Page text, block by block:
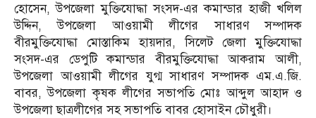
হোসেন, উপজেলা মুক্তিযোদ্ধা সংসদ-এর কমান্ডার হাজী খলিল
উদ্দিন, উপজেলা আওয়ামী লীগের সাধারণ সম্পাদক
বীরমুক্তিযোদ্ধা মোস্তাকিম হায়দার, সিলেট জেলা মুক্তিযোদ্ধা
সংসদ-এর ডেপুটি কমান্ডার বীরমুক্তিযোদ্ধা আকরাম আলী,
উপজেলা আওয়ামী লীগের যুগ্ম সাধারণ সম্পাদক এম.এ.জি.
বাবর, উপজেলা কৃষক লীগের সভাপতি মোঃ আব্দুল আহাদ ও
উপজেলা ছাত্রলীগের সহ সভাপতি বাবর হোসাইন চৌধুরী।